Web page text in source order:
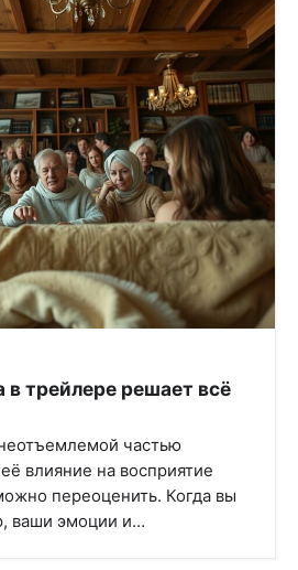
трейлере решает всё
частью
влияние на восприятие
переоценить. Когда вы
ваши эмоции и…